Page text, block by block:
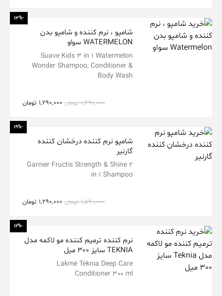
-13%
شامپو ، نرم کننده و شامپو بدن
WATERMELON سواو
Suave Kids 3 in 1 Watermelon
Wonder Shampoo, Conditioner &
Body Wash
1,490,000 تومان 1,290,000 تومان
-19%
شامپو نرم کننده درخشان کننده
گارنیر
Garnier Fructis Strength & Shine 2
in 1 Shampoo
1,590,000 تومان 1,290,000 تومان
-12%
نرم کننده ترمیم کننده مو لاکمه مدل
TEKNIA سایز 300 میل
Lakmé Teknia Deep Care
Conditioner 300 ml